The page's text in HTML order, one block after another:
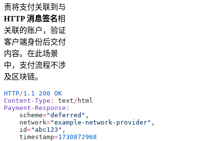
责将支付关联到与
HTTP 消息签名相
关联的账户，验证
客户端身份后交付
内容。在此场景
中，支付流程不涉
及区块链。
HTTP/1.1 200 OK
Content -Type : text / html
Payment - Response :
    scheme
="deferred" ,
    network
="example-network-provider" ,
    id
="abc123" ,
    timestamp
=1730872968